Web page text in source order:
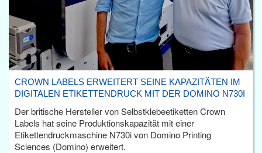
CROWN LABELS ERWEITERT SEINE KAPAZITÄTEN IM
DIGITALEN ETIKETTENDRUCK MIT DER DOMINO N730I
Der britische Hersteller von Selbstklebeetiketten Crown
Labels hat seine Produktionskapazität mit einer
Etikettendruckmaschine N730i von Domino Printing
Sciences (Domino) erweitert.